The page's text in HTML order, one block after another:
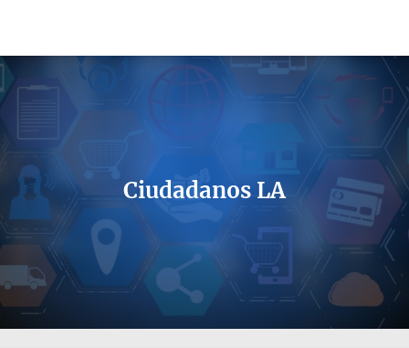
Ciudadanos LA